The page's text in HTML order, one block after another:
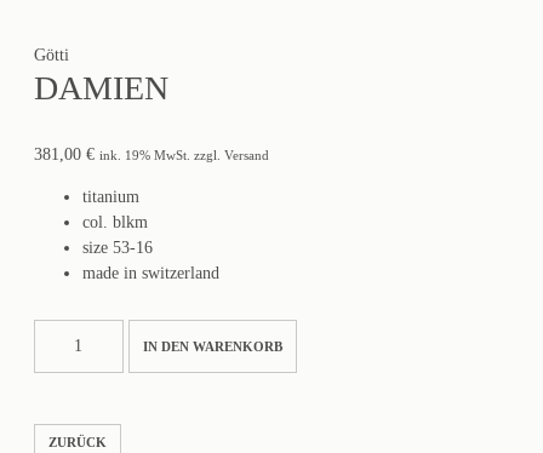
Götti
DAMIEN
381,00 € ink. 19% MwSt. zzgl. Versand
titanium
col. blkm
size 53-16
made in switzerland
IN DEN WARENKORB
ZURÜCK